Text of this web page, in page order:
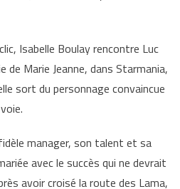
Isabelle Boulay rencontre Luc
de Marie Jeanne, dans Starmania,
sort du personnage convaincue
manager, son talent et sa
avec le succès qui ne devrait
avoir croisé la route des Lama,